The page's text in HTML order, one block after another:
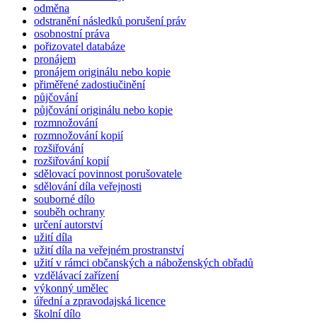
odměna
odstranění následků porušení práv
osobnostní práva
pořizovatel databáze
pronájem
pronájem originálu nebo kopie
přiměřené zadostiučinění
půjčování
půjčování originálu nebo kopie
rozmnožování
rozmnožování kopií
rozšiřování
rozšiřování kopií
sdělovací povinnost porušovatele
sdělování díla veřejnosti
souborné dílo
souběh ochrany
určení autorství
užití díla
užití díla na veřejném prostranství
užití v rámci občanských a náboženských obřadů
vzdělávací zařízení
výkonný umělec
úřední a zpravodajská licence
školní dílo